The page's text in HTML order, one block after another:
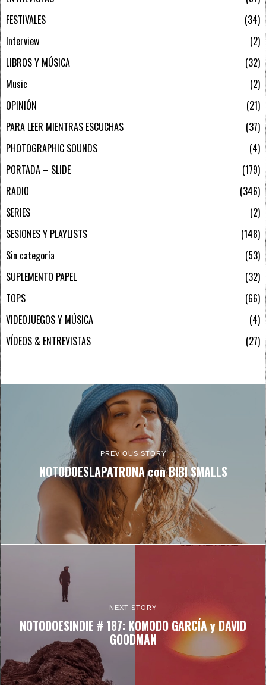
FESTIVALES
34
Interview
2
LIBROS Y MÚSICA
32
Music
2
OPINIÓN
21
PARA LEER MIENTRAS ESCUCHAS
37
PHOTOGRAPHIC SOUNDS
4
PORTADA – SLIDE
179
RADIO
346
SERIES
2
SESIONES Y PLAYLISTS
148
Sin categoría
53
SUPLEMENTO PAPEL
32
TOPS
66
VIDEOJUEGOS Y MÚSICA
4
VÍDEOS & ENTREVISTAS
27
PREVIOUS STORY
NOTODOESLAPATRONA con BIBI SMALLS
NEXT STORY
NOTODOESINDIE # 187: KOMODO GARCÍA y DAVID
GOODMAN